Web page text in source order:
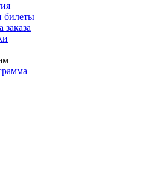
билеты
заказа